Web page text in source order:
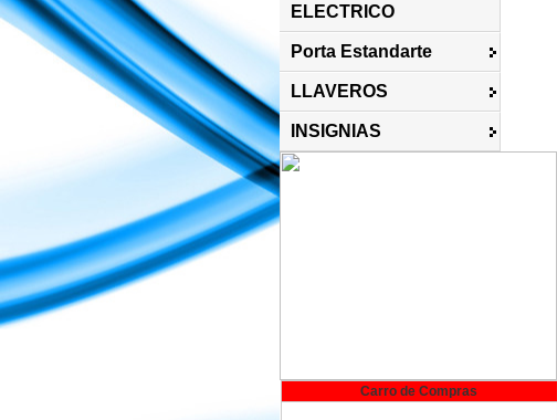
ELECTRICO
Porta Estandarte
LLAVEROS
INSIGNIAS
Carro de Compras